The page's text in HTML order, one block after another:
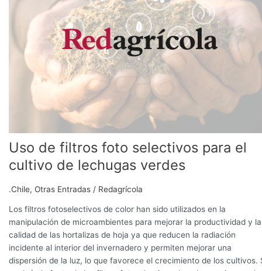
Uso de filtros foto selectivos para el
cultivo de lechugas verdes
.Chile, Otras Entradas / Redagrícola
Los filtros fotoselectivos de color han sido utilizados en la
manipulación de microambientes para mejorar la productividad y la
calidad de las hortalizas de hoja ya que reducen la radiación
incidente al interior del invernadero y permiten mejorar una
dispersión de la luz, lo que favorece el crecimiento de los cultivos.
cultivo
lechugas
verdes